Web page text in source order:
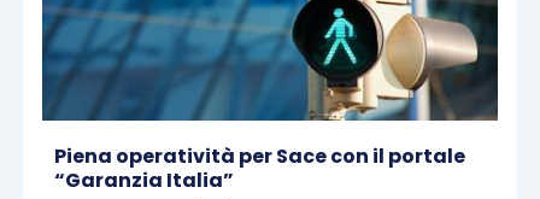
Piena operatività per Sace con il portale
“Garanzia Italia”